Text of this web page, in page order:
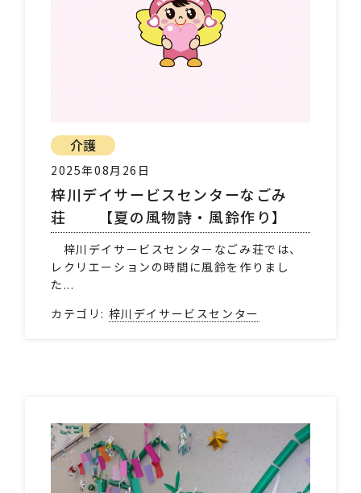
介護
2025年08月26日
梓川デイサービスセンターなごみ
荘 【夏の風物詩・風鈴作り】
梓川デイサービスセンターなごみ荘では、
レクリエーションの時間に風鈴を作りまし
た...
カテゴリ: 梓川デイサービスセンター